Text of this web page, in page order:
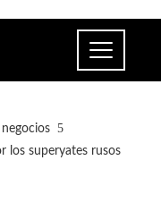
negocios
los superyates rusos